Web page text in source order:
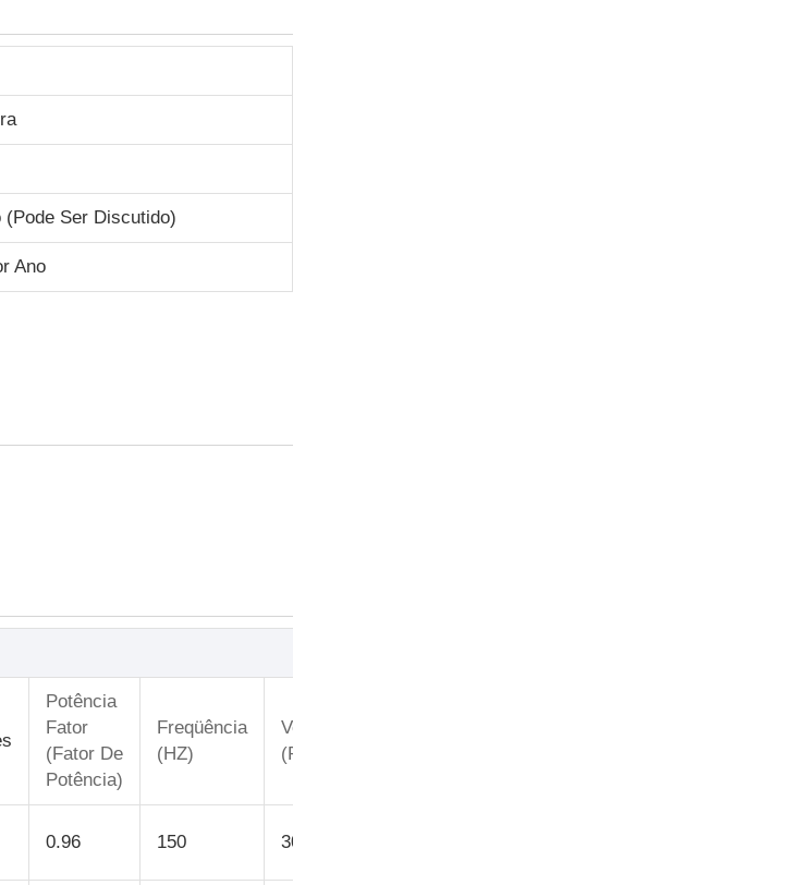
(Pode Ser Discutido)
Ano
Potência
Fator
(Fator De
Potência)
Freqüência
(HZ)
Velocidade
(r/ Min)
0.96 150 3000